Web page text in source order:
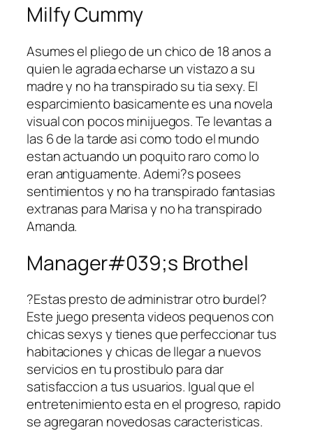
Milfy Cummy
Asumes el pliego de un chico de 18 anos a
quien le agrada echarse un vistazo a su
madre y no ha transpirado su tia sexy. El
esparcimiento basicamente es una novela
visual con pocos minijuegos. Te levantas a
las 6 de la tarde asi­ como todo el mundo
estan actuando un poquito raro como lo
eran antiguamente.Ademi?s posees
sentimientos y no ha transpirado fantasias
extranas para Marisa y no ha transpirado
Amanda.
Manager#039;s Brothel
?Estas presto de administrar otro burdel?
Este juego presenta videos pequenos con
chicas sexys y tienes que perfeccionar tus
habitaciones y chicas de llegar a nuevos
servicios en tu prostibulo para dar
satisfaccion a tus usuarios. Igual que el
entretenimiento esta en el progreso, rapido
se agregaran novedosas caracteristicas.